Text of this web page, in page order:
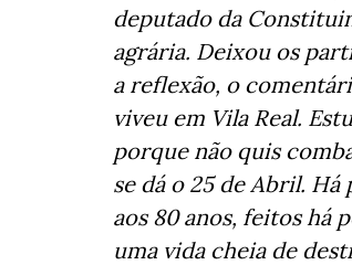
deputado da
agrária. Deixou os
a reflexão, o
viveu em Vila Real.
porque não quis
se dá o 25 de Abril.
aos 80 anos, feitos há
uma vida cheia de